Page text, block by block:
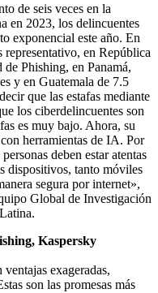
de seis veces en la
en 2023, los delincuentes
exponencial este año. En
representativo, en República
Phishing, en Panamá,
y en Guatemala de 7.5
que las estafas mediante
los ciberdelincuentes son
es muy bajo. Ahora, su
herramientas de IA. Por
deben estar atentas
dispositivos, tanto móviles
segura por internet»,
Global de Investigación
Kaspersky
exageradas,
son las promesas más